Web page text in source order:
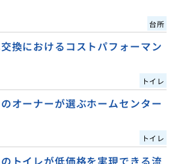
台所
換におけるコストパフォーマン
トイレ
オーナーが選ぶホームセンター
トイレ
トイレが低価格を実現できる流